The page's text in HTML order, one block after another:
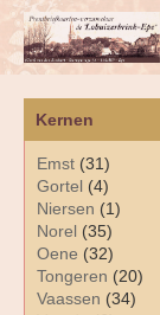
Kernen
Emst (31)
Gortel (4)
Niersen (1)
Norel (35)
Oene (32)
Tongeren (20)
Vaassen (34)